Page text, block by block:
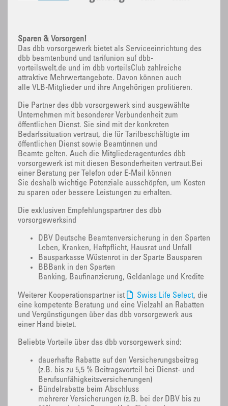
Sparen & Vorsorgen!
Das dbb vorsorgewerk bietet als Serviceeinrichtung des
dbb beamtenbund und tarifunion auf dbb-
vorteilswelt.de und im dbb vorteilsClub zahlreiche
attraktive Mehrwertangebote. Davon können auch
alle VLB-Mitglieder und ihre Angehörigen profitieren.
Die Partner des dbb vorsorgewerk sind ausgewählte
Unternehmen mit besonderer Verbundenheit zum
öffentlichen Dienst. Sie sind mit der konkreten
Bedarfssituation vertraut, die für Tarifbeschäftigte im
öffentlichen Dienst sowie Beamtinnen und
Beamte gelten. Auch die Mitgliederagenturdes dbb
vorsorgewerk ist mit diesen Besonderheiten vertraut.Bei
einer Beratung per Telefon oder E-Mail können
Sie deshalb wichtige Potenziale ausschöpfen, um Kosten
zu sparen oder bessere Leistungen zu erhalten.
Die exklusiven Empfehlungspartner des dbb
vorsorgewerksind
DBV Deutsche Beamtenversicherung in den Sparten
Leben, Kranken, Haftpflicht, Hausrat und Unfall
Bausparkasse Wüstenrot in der Sparte Bausparen
BBBank in den Sparten
Banking, Baufinanzierung, Geldanlage und Kredite
Weiterer Kooperationspartner ist Swiss Life Select, die
eine kompetente Beratung und eine Vielzahl an Rabatten
und Vergünstigungen über das dbb vorsorgewerk aus
einer Hand bietet.
Beliebte Vorteile über das dbb vorsorgewerk sind:
dauerhafte Rabatte auf den Versicherungsbeitrag
(z.B. bis zu 5,5 % Beitragsvorteil bei Dienst- und
Berufsunfähigkeitsversicherungen)
Bündelrabatte beim Abschluss
mehrerer Versicherungen (z.B. bei der DBV bis zu